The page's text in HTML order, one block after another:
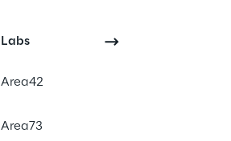
Labs
Area42
Area73